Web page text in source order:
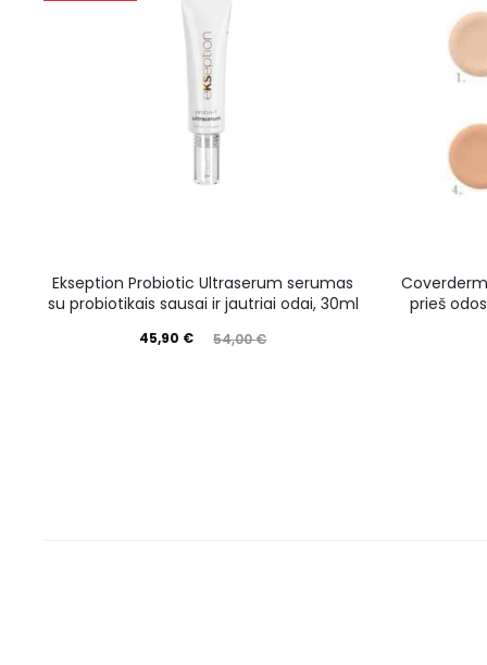
Ekseption Probiotic Ultraserum serumas
su probiotikais sausai ir jautriai odai, 30ml
54,00€
45,90 €
prieš